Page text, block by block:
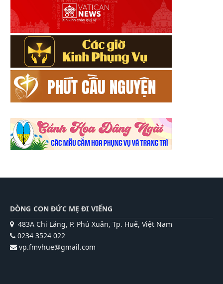
DÒNG CON ĐỨC MẸ ĐI VIẾNG
483A Chi Lăng, P. Phú Xuân, Tp. Huế, Việt Nam
0234 3524 022
vp.fmvhue@gmail.com